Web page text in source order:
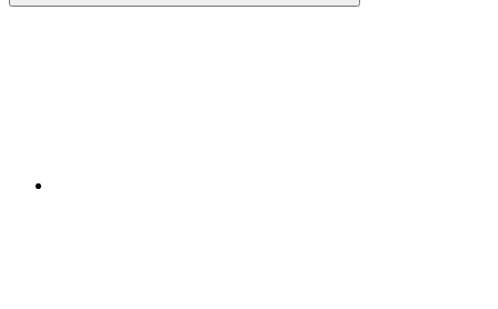
Compartilhar